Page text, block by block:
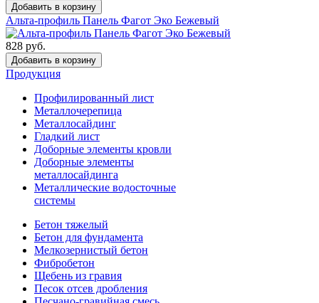
Добавить в корзину
Альта-профиль Панель Фагот Эко Бежевый
828 руб.
Добавить в корзину
Продукция
Профилированный лист
Металлочерепица
Металлосайдинг
Гладкий лист
Доборные элементы кровли
Доборные элементы
металлосайдинга
Металлические водосточные
системы
Бетон тяжелый
Бетон для фундамента
Мелкозернистый бетон
Фибробетон
Щебень из гравия
Песок отсев дробления